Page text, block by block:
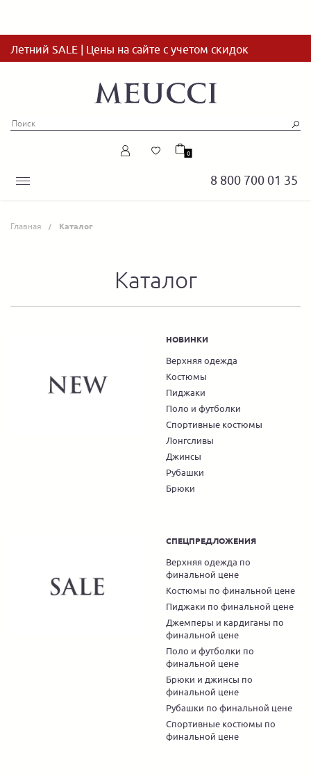
Летний SALE | Цены на сайте с учетом скидок
8 800 700 01 35
0
Главная Каталог
Каталог
НОВИНКИ
Верхняя одежда
Костюмы
Пиджаки
Поло и футболки
Спортивные костюмы
Лонгсливы
Джинсы
Рубашки
Брюки
СПЕЦПРЕДЛОЖЕНИЯ
Верхняя одежда по
финальной цене
Костюмы по финальной цене
Пиджаки по финальной цене
Джемперы и кардиганы по
финальной цене
Поло и футболки по
финальной цене
Брюки и джинсы по
финальной цене
Рубашки по финальной цене
Спортивные костюмы по
финальной цене